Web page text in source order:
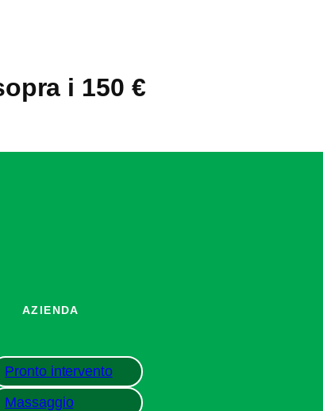
i 150 €
AZIENDA
Pronto intervento
Massaggio